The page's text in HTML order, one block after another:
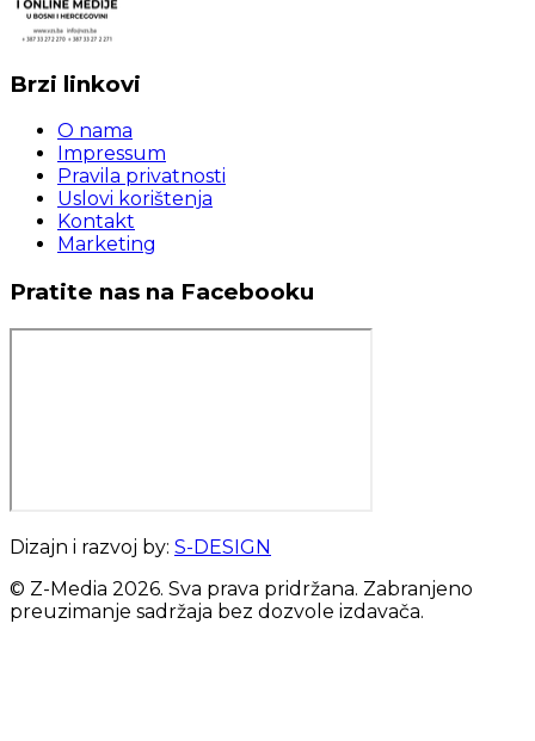
Brzi linkovi
O nama
Impressum
Pravila privatnosti
Uslovi korištenja
Kontakt
Marketing
Pratite nas na Facebooku
Dizajn i razvoj by: S-DESIGN
© Z-Media 2026. Sva prava pridržana. Zabranjeno
preuzimanje sadržaja bez dozvole izdavača.